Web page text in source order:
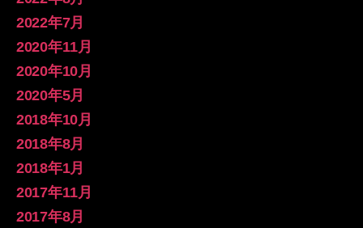
を
で
示
で
表
で
表
示
2022年7月
2020年11月
2020年10月
2020年5月
2018年10月
2018年8月
2018年1月
2017年11月
2017年8月